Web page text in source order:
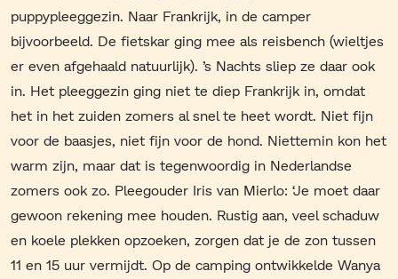
puppypleeggezin. Naar Frankrijk, in de camper
bijvoorbeeld. De fietskar ging mee als reisbench (wieltjes
er even afgehaald natuurlijk). ’s Nachts sliep ze daar ook
in. Het pleeggezin ging niet te diep Frankrijk in, omdat
het in het zuiden zomers al snel te heet wordt. Niet fijn
voor de baasjes, niet fijn voor de hond. Niettemin kon het
warm zijn, maar dat is tegenwoordig in Nederlandse
zomers ook zo. Pleegouder Iris van Mierlo: ‘Je moet daar
gewoon rekening mee houden. Rustig aan, veel schaduw
en koele plekken opzoeken, zorgen dat je de zon tussen
11 en 15 uur vermijdt. Op de camping ontwikkelde Wanya